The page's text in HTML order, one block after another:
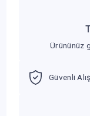
Ürününüz
Güvenli